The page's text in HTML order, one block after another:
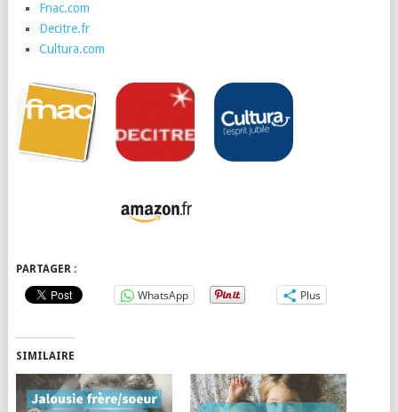
Fnac.com
Decitre.fr
Cultura.com
PARTAGER :
WhatsApp Plus
SIMILAIRE